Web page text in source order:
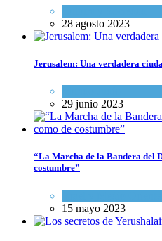
28 agosto 2023
Jerusalem: Una verdadera
29 junio 2023
“La Marcha de la Bandera del
costumbre”
15 mayo 2023